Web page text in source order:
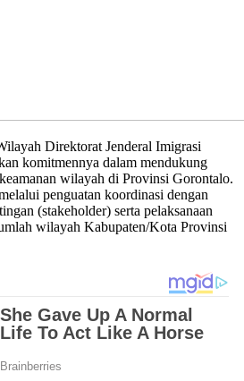
Direktorat Jenderal Imigrasi
komitmennya dalam mendukung
wilayah di Provinsi Gorontalo.
penguatan koordinasi dengan
(stakeholder) serta pelaksanaan
wilayah Kabupaten/Kota Provinsi